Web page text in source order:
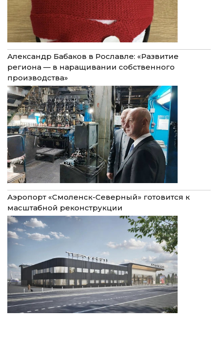
Александр Бабаков в Рославле: «Развитие
региона — в наращивании собственного
производства»
Аэропорт «Смоленск-Северный» готовится к
масштабной реконструкции